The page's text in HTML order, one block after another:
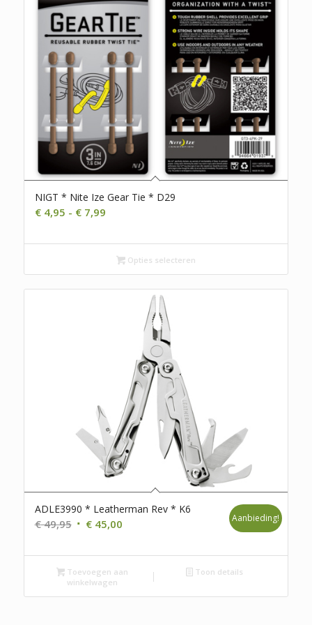
NIGT * Nite Ize Gear Tie * D29
€4,95 - €7,99Prijsklasse:
tot
€ 7,99Opties selecteren
ADLE3990 * Leatherman Rev * K6
€49,95 Oorspronkelijke
was:
€ 49,95.
€45,00Huidige
is:
€ 45,00.
Aanbieding!
Toevoegen aan
winkelwagen
Toon details